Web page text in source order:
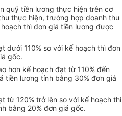
quỹ tiền lương thực hiện trên cơ
thực hiện, trường hợp doanh thu
thì đơn giá tiền lương được
dưới 110% so với kế hoạch thì đơn
gốc.
hơn kế hoạch đạt từ 110% đến
tiền lương tính bằng 30% đơn giá
từ 120% trở lên so với kế hoạch thì
bằng 20% đơn giá gốc.